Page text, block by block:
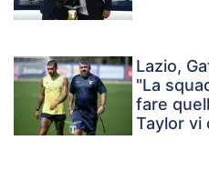
Lazio,
"La
fare
Taylor vi